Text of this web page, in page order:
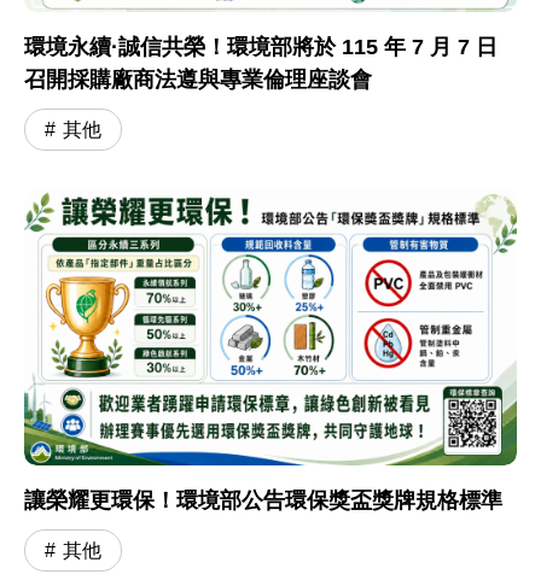
環境永續·誠信共榮！環境部將於 115 年 7 月 7 日
召開採購廠商法遵與專業倫理座談會
其他
讓榮耀更環保！環境部公告環保獎盃獎牌規格標準
其他